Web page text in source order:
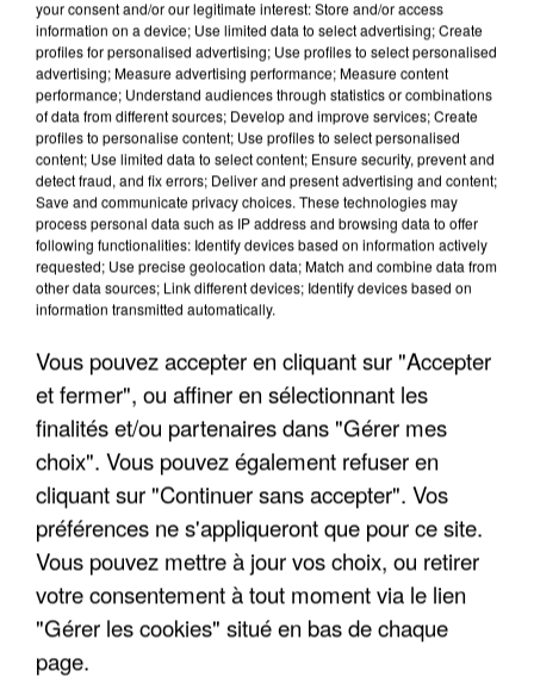
L’UN DES FONDATEURS SUPPOSÉS DE LA DZ
your consent and/or our legitimate interest: Store and/or access
information on a device; Use limited data to select advertising; Create
profiles for personalised advertising; Use profiles to select personalised
advertising; Measure advertising performance; Measure content
performance; Understand audiences through statistics or combinations
of data from different sources; Develop and improve services; Create
profiles to personalise content; Use profiles to select personalised
content; Use limited data to select content; Ensure security, prevent and
detect fraud, and fix errors; Deliver and present advertising and content;
Save and communicate privacy choices. These technologies may
process personal data such as IP address and browsing data to offer
following functionalities: Identify devices based on information actively
requested; Use precise geolocation data; Match and combine data from
other data sources; Link different devices; Identify devices based on
information transmitted automatically.
Vous pouvez accepter en cliquant sur "Accepter
et fermer", ou affiner en sélectionnant les
finalités et/ou partenaires dans "Gérer mes
choix". Vous pouvez également refuser en
cliquant sur "Continuer sans accepter". Vos
préférences ne s'appliqueront que pour ce site.
Vous pouvez mettre à jour vos choix, ou retirer
votre consentement à tout moment via le lien
"Gérer les cookies" situé en bas de chaque
page.